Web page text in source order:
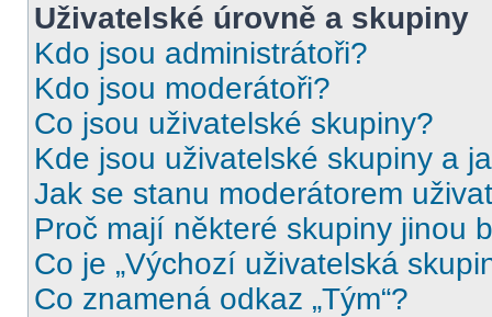
Uživatelské úrovně a skupiny
Kdo jsou administrátoři?
Kdo jsou moderátoři?
Co jsou uživatelské skupiny?
Kde jsou uživatelské skupiny a
Jak se stanu moderátorem
Proč mají některé skupiny jinou
Co je „Výchozí uživatelská
Co znamená odkaz „Tým“?